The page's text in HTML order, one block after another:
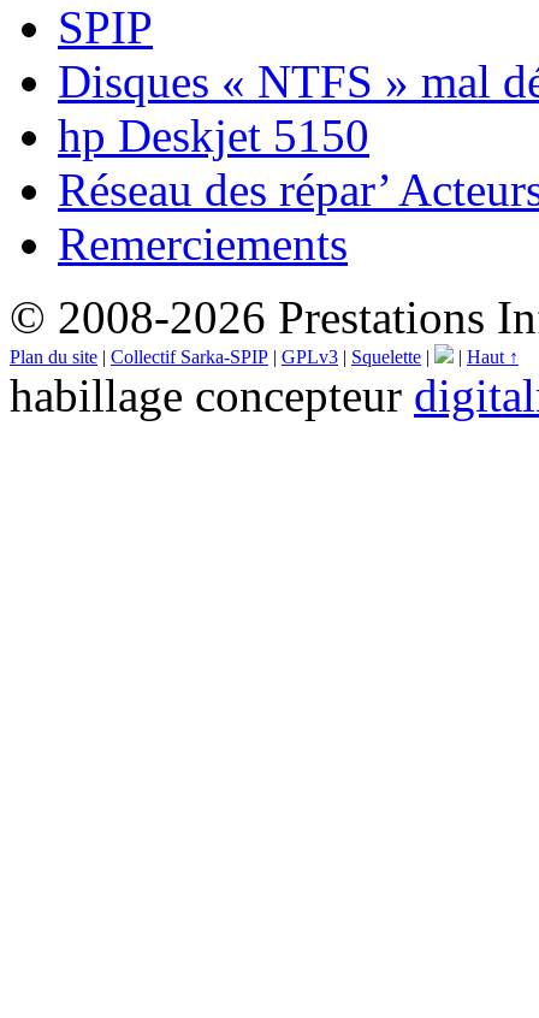
SPIP
Disques « NTFS » mal
hp Deskjet 5150
Réseau des répar’
Remerciements
© 2008-2026 Prestations
Plan du site | Collectif Sarka-SPIP | GPLv3 | Squelette | | Haut ↑
habillage concepteur